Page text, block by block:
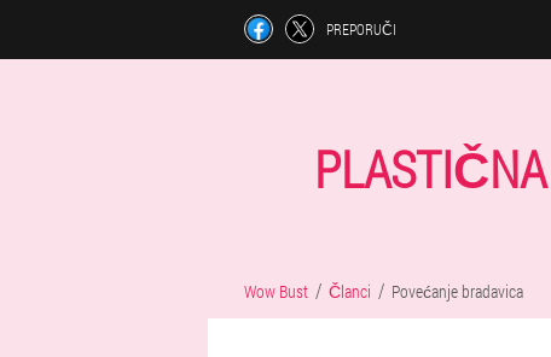
PREPORUČI
Wow Bust Članci Povećanje bradavica